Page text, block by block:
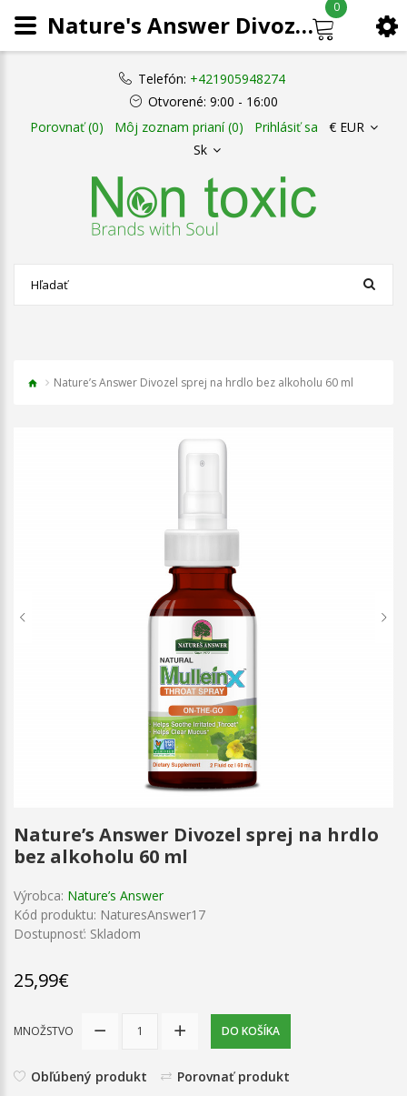
Telefón: +421905948274
Otvorené: 9:00 - 16:00
Porovnať (0)
Môj zoznam prianí (0) Prihlásiť sa
€ EUR
Sk
0
Nature’s Answer Divozel sprej na hrdlo bez alkoholu 60 ml
Nature’s Answer Divozel sprej na hrdlo
bez alkoholu 60 ml
Výrobca: Nature’s Answer
Kód produktu: NaturesAnswer17
Dostupnosť: Skladom
25,99€
MNOŽSTVO DO KOŠÍKA
Obľúbený produkt Porovnať produkt
Nature's Answer Divozel sprej na hrdlo bez alkoholu 60 ml